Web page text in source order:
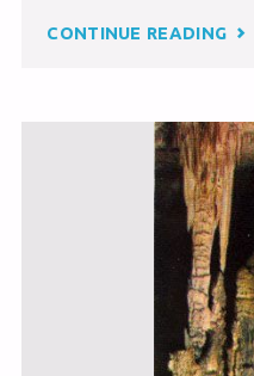
b o
CONTINUE READING"榕
大
利
侗
寨"